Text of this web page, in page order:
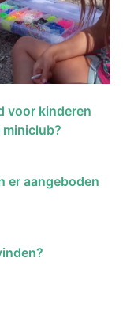
voor kinderen
miniclub?
er aangeboden